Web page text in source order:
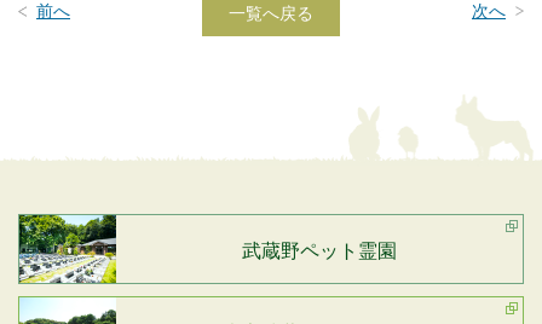
前へ 一覧へ戻る 次へ
武蔵野ペット霊園